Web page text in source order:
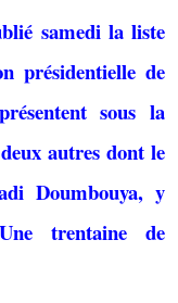
samedi la liste
présidentielle de
sous la
autres dont le
Doumbouya, y
trentaine de